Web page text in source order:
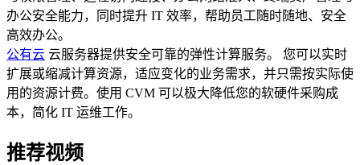
办公安全能力，同时提升 IT 效率，帮助员工随时随地、安全
高效办公。
公有云 云服务器提供安全可靠的弹性计算服务。 您可以实时
扩展或缩减计算资源，适应变化的业务需求，并只需按实际使
用的资源计费。使用 CVM 可以极大降低您的软硬件采购成
本，简化 IT 运维工作。
推荐视频